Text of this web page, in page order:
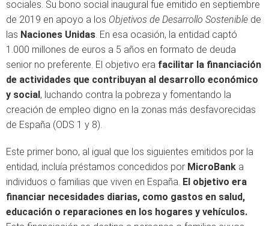
sociales. Su bono social inaugural fue emitido en septiembre
de 2019 en apoyo a los Objetivos de Desarrollo Sostenible de
las Naciones Unidas. En esa ocasión, la entidad captó
1.000 millones de euros a 5 años en formato de deuda
senior no preferente. El objetivo era facilitar la financiación
de actividades que contribuyan al desarrollo económico
y social, luchando contra la pobreza y fomentando la
creación de empleo digno en la zonas más desfavorecidas
de España (ODS 1 y 8).
Este primer bono, al igual que los siguientes emitidos por la
entidad, incluía préstamos concedidos por MicroBank a
individuos o familias que viven en España. El objetivo era
financiar necesidades diarias, como gastos en salud,
educación o reparaciones en los hogares y vehículos.